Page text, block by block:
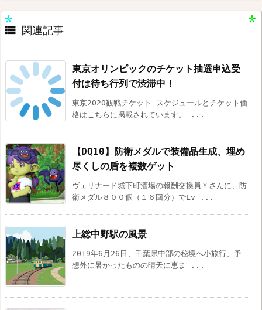
 関連記事
東京オリンピックのチケット抽選申込受
付は待ち行列で渋滞中！
東京2020観戦チケット スケジュールとチケット価
格はこちらに掲載されています。 ...
【DQ10】防衛メダルで装備品生成、埋め
尽くしの盾を複数ゲット
ヴェリナード城下町酒場の報酬交換員Ｙさんに、防
衛メダル８００個（１６回分）でLv ...
上総中野駅の風景
2019年6月26日、千葉県中部の秘境へ小旅行、予
想外に暑かったものの晴天に恵ま ...